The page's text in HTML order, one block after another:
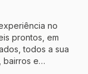
no
prontos, em
todos a sua
bairros e